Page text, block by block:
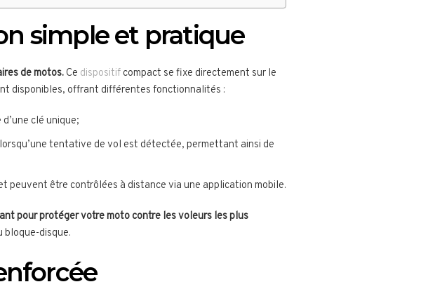
simple et pratique
de motos. Ce dispositif compact se fixe directement sur le
disponibles, offrant différentes fonctionnalités :
clé unique;
tentative de vol est détectée, permettant ainsi de
peuvent être contrôlées à distance via une application mobile.
pour protéger votre moto contre les voleurs les plus
bloque-disque.